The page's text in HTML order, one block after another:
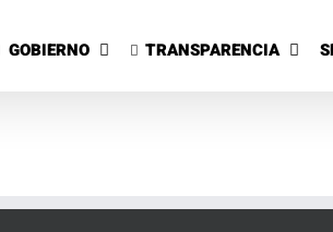
contenido
GOBIERNO TRANSPARENCIA